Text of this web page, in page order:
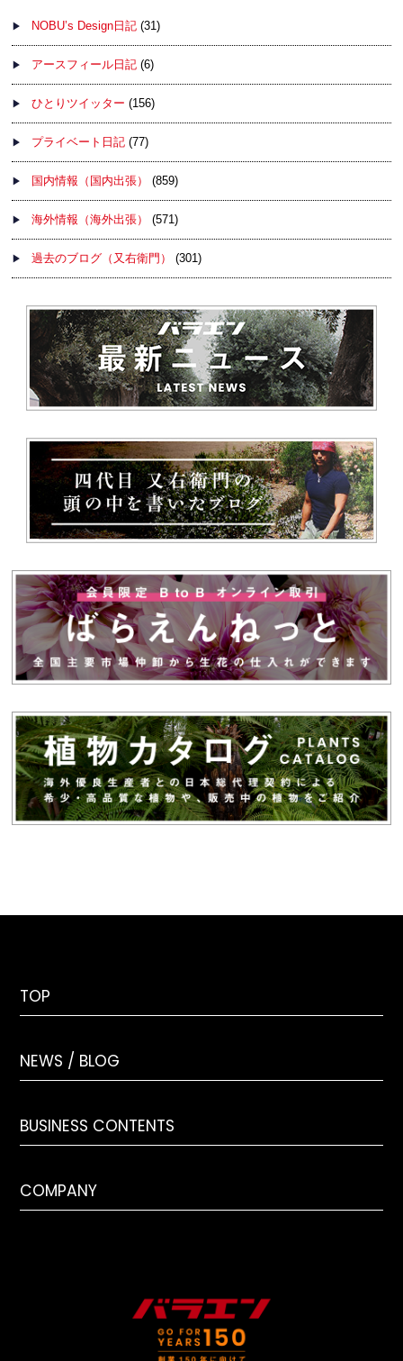
NOBU’s Design日記 (31)
アースフィール日記 (6)
ひとりツイッター (156)
プライベート日記 (77)
国内情報（国内出張） (859)
海外情報（海外出張） (571)
過去のブログ（又右衛門） (301)
TOP
NEWS / BLOG
BUSINESS CONTENTS
COMPANY